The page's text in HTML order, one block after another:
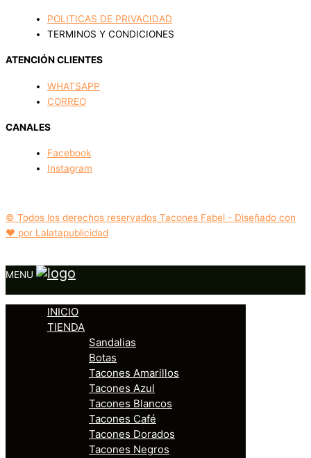
POLITICAS DE PRIVACIDAD
TERMINOS Y CONDICIONES
ATENCIÓN CLIENTES
WHATSAPP
CORREO
CANALES
Facebook
Instagram
© Todos los derechos reservados Tacones Fabel - Diseñado con
❤️ por Lalatapublicidad
MENU
INICIO
TIENDA
Sandalias
Botas
Tacones Amarillos
Tacones Azul
Tacones Blancos
Tacones Café
Tacones Dorados
Tacones Negros